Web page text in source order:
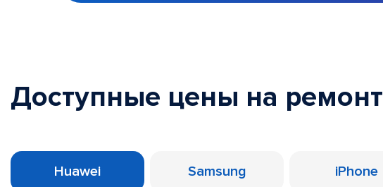
Доступные цены на ремонт
Huawei Samsung iPhone